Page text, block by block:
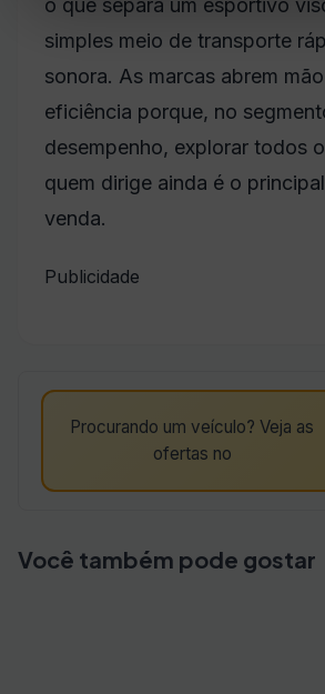
o que separa um esportivo
simples meio de transporte
sonora. As marcas abrem
eficiência porque, no
desempenho, explorar todos
quem dirige ainda é o
venda.
Publicidade
Procurando um veículo? Veja as
ofertas no
Você também pode gostar